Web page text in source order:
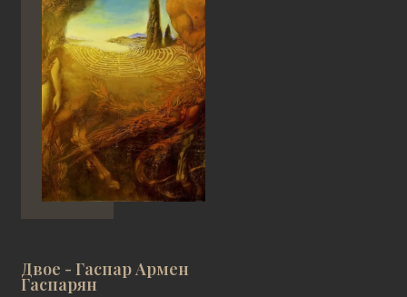
Двое - Гаспар Армен
Гаспарян